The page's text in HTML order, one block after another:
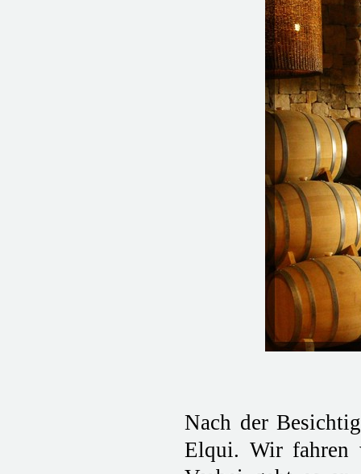
Nach der
Elqui. Wir fahren